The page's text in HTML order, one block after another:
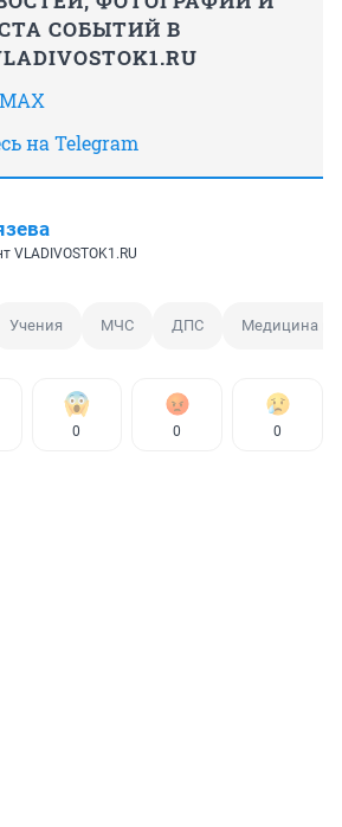
СОБЫТИЙ В
на Telegram
VLADIVOSTOK1.RU
Учения МЧС ДПС Медицина
0 0 0